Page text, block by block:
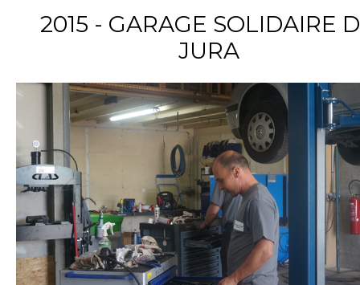
2015 - GARAGE SOLIDAIRE
JURA